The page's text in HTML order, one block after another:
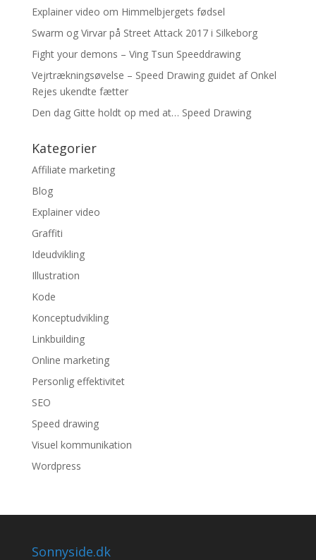
Explainer video om Himmelbjergets fødsel
Swarm og Virvar på Street Attack 2017 i Silkeborg
Fight your demons – Ving Tsun Speeddrawing
Vejrtrækningsøvelse – Speed Drawing guidet af Onkel
Rejes ukendte fætter
Den dag Gitte holdt op med at… Speed Drawing
Kategorier
Affiliate marketing
Blog
Explainer video
Graffiti
Ideudvikling
Illustration
Kode
Konceptudvikling
Linkbuilding
Online marketing
Personlig effektivitet
SEO
Speed drawing
Visuel kommunikation
Wordpress
Sonnyside.dk